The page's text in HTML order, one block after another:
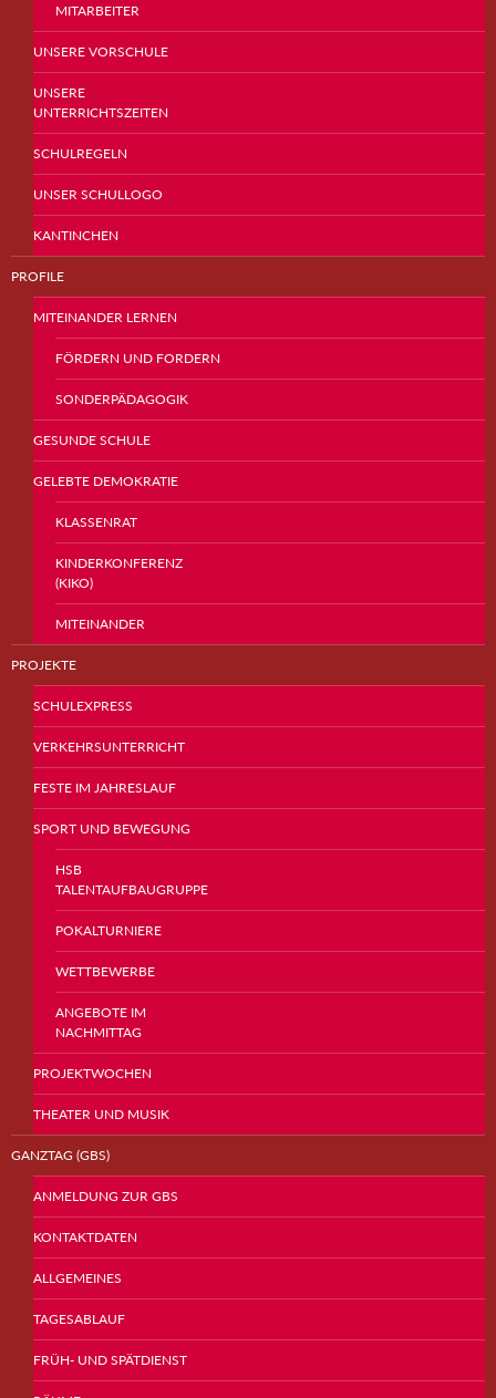
MITARBEITER
UNSERE VORSCHULE
UNSERE
UNTERRICHTSZEITEN
SCHULREGELN
UNSER SCHULLOGO
KANTINCHEN
PROFILE
MITEINANDER LERNEN
FÖRDERN UND FORDERN
SONDERPÄDAGOGIK
GESUNDE SCHULE
GELEBTE DEMOKRATIE
KLASSENRAT
KINDERKONFERENZ
(KIKO)
MITEINANDER
PROJEKTE
SCHULEXPRESS
VERKEHRSUNTERRICHT
FESTE IM JAHRESLAUF
SPORT UND BEWEGUNG
HSB
TALENTAUFBAUGRUPPE
POKALTURNIERE
WETTBEWERBE
ANGEBOTE IM
NACHMITTAG
PROJEKTWOCHEN
THEATER UND MUSIK
GANZTAG (GBS)
ANMELDUNG ZUR GBS
KONTAKTDATEN
ALLGEMEINES
TAGESABLAUF
FRÜH- UND SPÄTDIENST